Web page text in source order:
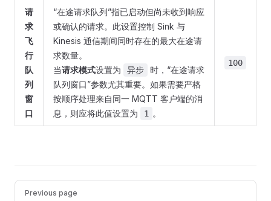
请
求
飞
行
队
列
窗
口
“在途请求队列”指已启动但尚未收到响应
或确认的请求。此设置控制 Sink 与
Kinesis 通信期间同时存在的最大在途请
求数量。
当请求模式设置为 异步
时，“在途请求
队列窗口”参数尤其重要。如果需要严格
按顺序处理来自同一 MQTT 客户端的消
息，则应将此值设置为
1 。
100
Pager
Previous page